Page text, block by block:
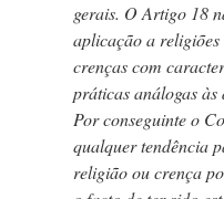
gerais. O Artigo 18
aplicação a
crenças com
práticas análogas
Por conseguinte o
qualquer tendência
religião ou crença